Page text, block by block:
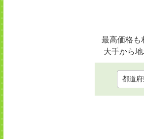
最高価格も
大手から地